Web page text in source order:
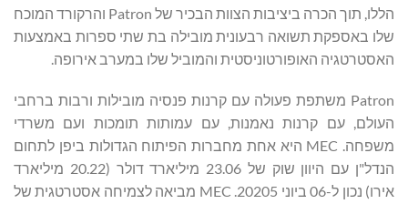
הללו, תוך הכרה ביציבות הצוות הבכיר של Patron והרקורד המוכח
שלו באספקת תשואה רבעונית מובילה בת שתי ספרות באמצעות
האסטרטגיה האופורטוניסטית והמוביל שלו במערב אירופה.
Patron משתפת פעולה עם קרנות פנסיה מובילות ורבות ברחבי
העולם, עם קרנות נאמנות, עם עמותות תומכות ועם משרדי
משפחה. MEC היא אחת מחברות הפיתוח הגדולות ביפן לתחום
הנדל"ן עם היוון שוק של 23.06 מיליארד דולר (20.22 מיליארד
אירו) נכון ל-06 ביוני 20205. MEC מביאה לצמיחה אסטרטגית של